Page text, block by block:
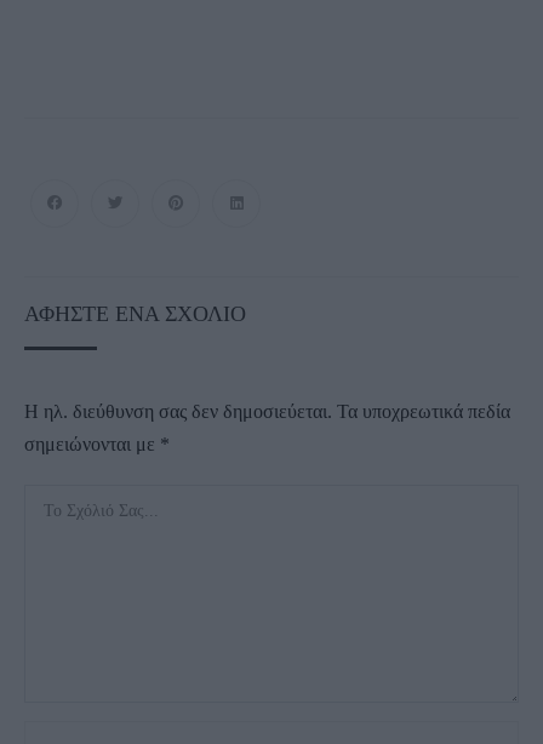
ΑΦΉΣΤΕ ΈΝΑ ΣΧΌΛΙΟ
Η ηλ. διεύθυνση σας δεν δημοσιεύεται. Τα υποχρεωτικά πεδία
σημειώνονται με *